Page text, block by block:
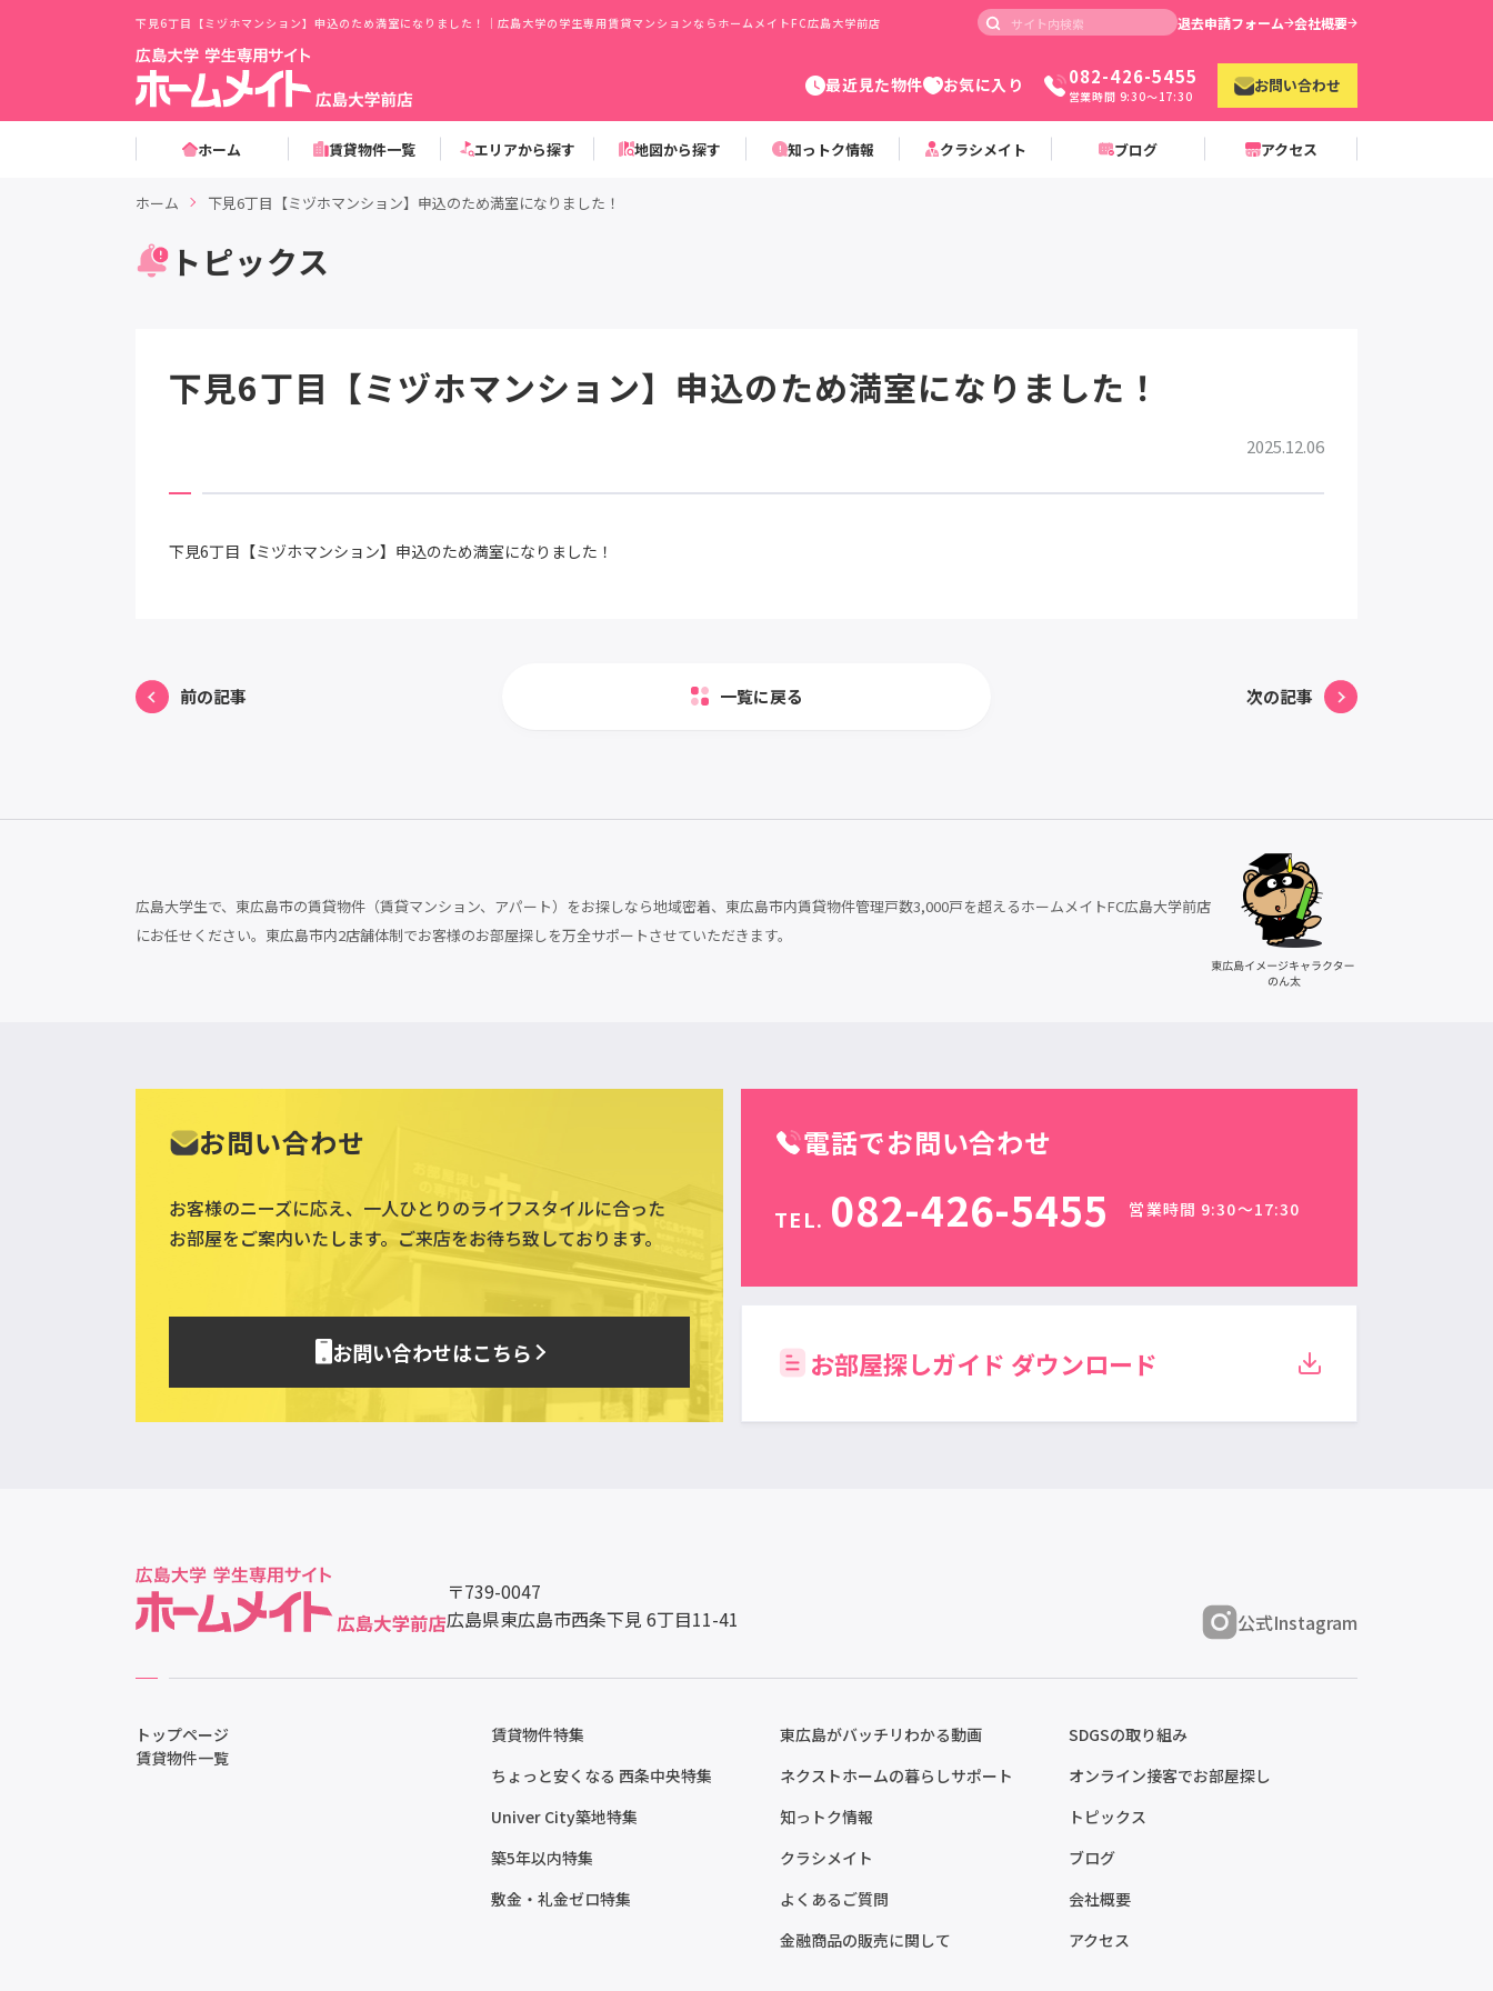
下見6丁目【ミヅホマンション】申込のため満室になりました！｜広島大学の学生専用賃貸マンションならホームメイトFC広島大学前店 退去申請フォーム 会社概要
最近見た物件 お気に入り 082-426-5455
営業時間 9:30〜17:30
お問い合わせ
ホーム 賃貸物件一覧 エリアから探す 地図から探す 知っトク情報 クラシメイト ブログ アクセス
ホーム 下見6丁目【ミヅホマンション】申込のため満室になりました！
トピックス
下見6丁目【ミヅホマンション】申込のため満室になりました！
2025.12.06
下見6丁目【ミヅホマンション】申込のため満室になりました！
前の記事 一覧に戻る 次の記事
広島大学生で、東広島市の賃貸物件（賃貸マンション、アパート）をお探しなら地域密着、東広島市内賃貸物件管理戸数3,000戸を超えるホームメイトFC広島大学前店
にお任せください。東広島市内2店舗体制でお客様のお部屋探しを万全サポートさせていただきます。
お問い合わせ
お客様のニーズに応え、一人ひとりのライフスタイルに合った
お部屋をご案内いたします。ご来店をお待ち致しております。
お問い合わせはこちら
電話でお問い合わせ
TEL. 082-426-5455 営業時間 9:30〜17:30
お部屋探しガイド ダウンロード
〒739-0047
広島県東広島市西条下見 6丁目11-41
公式Instagram
トップページ
賃貸物件一覧
賃貸物件特集
ちょっと安くなる 西条中央特集
Univer City築地特集
築5年以内特集
敷金・礼金ゼロ特集
東広島がバッチリわかる動画
ネクストホームの暮らしサポート
知っトク情報
クラシメイト
よくあるご質問
金融商品の販売に関して
SDGSの取り組み
オンライン接客でお部屋探し
トピックス
ブログ
会社概要
アクセス